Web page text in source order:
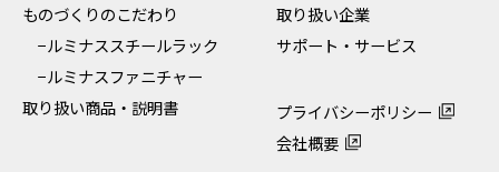
ものづくりのこだわり
−ルミナススチールラック
−ルミナスファニチャー
取り扱い商品・説明書
取り扱い企業
サポート・サービス
プライバシーポリシー
会社概要